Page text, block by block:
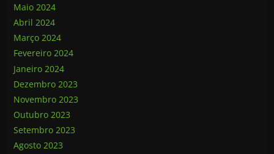
Maio 2024
Abril 2024
Março 2024
Fevereiro 2024
Janeiro 2024
Dezembro 2023
Novembro 2023
Outubro 2023
Setembro 2023
Agosto 2023